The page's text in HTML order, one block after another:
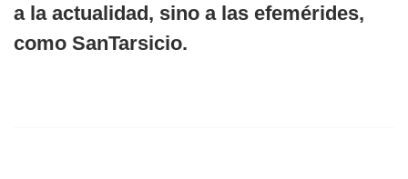
a la actualidad, sino a las efemérides,
como SanTarsicio.